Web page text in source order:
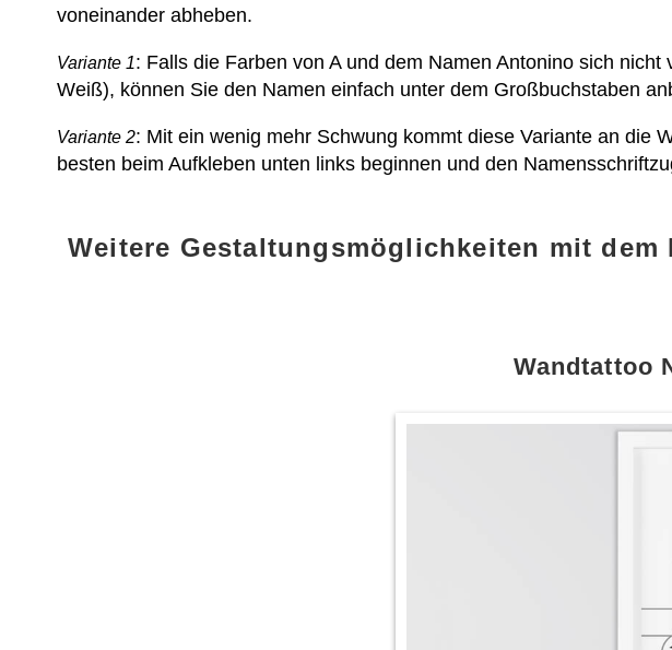
voneinander abheben.
Variante 1: Falls die Farben von A und dem Namen Antonino sich
Weiß), können Sie den Namen einfach unter dem Großbuchstaben
Variante 2: Mit ein wenig mehr Schwung kommt diese Variante an die
besten beim Aufkleben unten links beginnen und den
Weitere Gestaltungsmöglichkeiten mit dem
Wandtattoo